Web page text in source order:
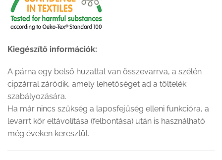
Kiegészítő információk:
A párna egy belső huzattal van összevarrva, a szélén
cipzárral záródik, amely lehetőséget ad a töltelék
szabályozására.
Ha már nincs szükség a laposfejűség elleni funkcióra, a
levarrt kör eltávolítása (felbontása) után is használható
még éveken keresztül.